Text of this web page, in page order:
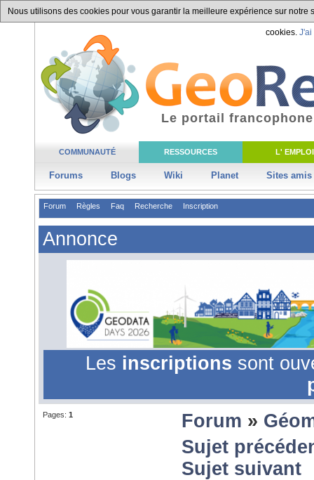
Nous utilisons des cookies pour vous garantir la meilleure expérience sur
cookies. J'ai
COMMUNAUTÉ RESSOURCES L' EMPLOI
Forums Blogs Wiki Planet Sites amis
Le portail
Forum Règles Faq Recherche Inscription
Annonce
Les inscriptions sont
Pages: 1 Forum »
Sujet
Sujet suivant